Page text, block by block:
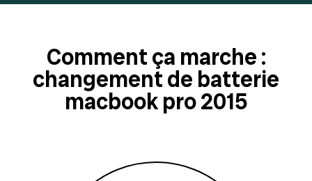
Comment ça marche :
changement de batterie
macbook pro 2015